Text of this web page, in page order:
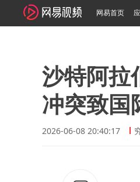
网易首页
沙特阿拉
冲突致国
2026-06-08 20:40:17